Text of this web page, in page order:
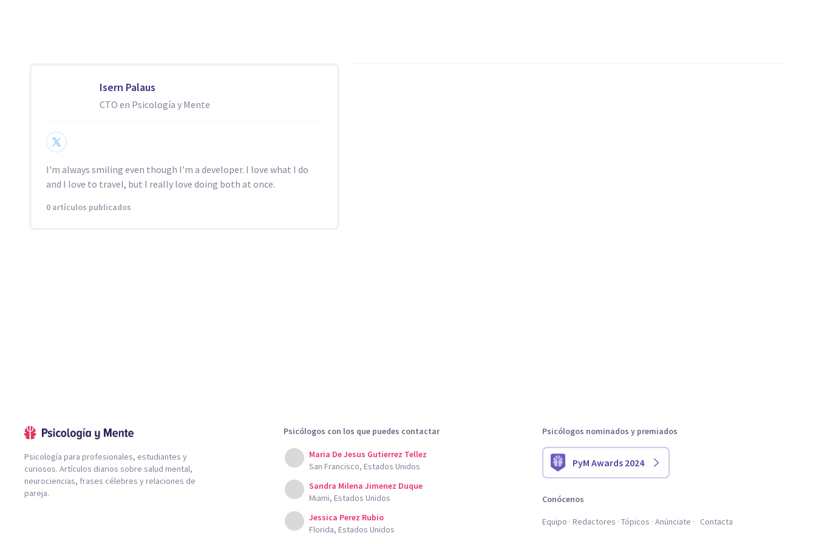
Isern Palaus
CTO en Psicología y Mente
I'm always smiling even though I'm a developer. I love what I do
and I love to travel, but I really love doing both at once.
0 artículos publicados
Psicología para profesionales, estudiantes y
curiosos. Artículos diarios sobre salud mental,
neurociencias, frases célebres y relaciones de
pareja.
Psicólogos con los que puedes contactar
Maria De Jesus Gutierrez Tellez
San Francisco, Estados Unidos
Sandra Milena Jimenez Duque
Miami, Estados Unidos
Jessica Perez Rubio
Florida, Estados Unidos
Psicólogos nominados y premiados
PyM Awards 2024
Conócenos
Equipo Redactores Tópicos Anúnciate Contacta